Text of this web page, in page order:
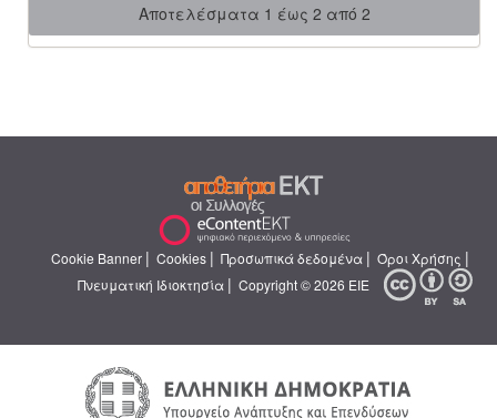
Αποτελέσματα 1 έως 2 από 2
Cookie Banner | Cookies | Προσωπικά δεδομένα | Όροι Χρήσης |
Πνευματική Ιδιοκτησία | Copyright © 2026 ΕΙΕ